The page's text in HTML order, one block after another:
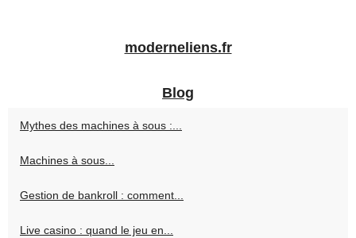
moderneliens.fr
Blog
Mythes des machines à sous :...
Machines à sous...
Gestion de bankroll : comment...
Live casino : quand le jeu en...